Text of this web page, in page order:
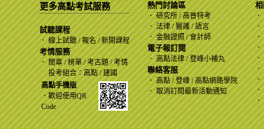
更多高點考試服務
試聽課程
．線上試聽/報名/新開課程
考情服務
．簡章/榜單/考古題/考情
投考組合：高點/建國
高點手機版
．歡迎使用QR
Code
熱門討論區
．研究所/高普特考
．法律/醫護/語言
．金融證照/會計師
電子報訂閱
．高點法律/登峰小補丸
聯絡客服
．高點 / 登峰 / 高點網路學院
．取消訂閱最新活動通知
．
．
．
．
．
．
．
．
．